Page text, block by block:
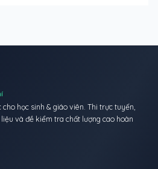
học sinh & giáo viên. Thi trực tuyến,
và đề kiểm tra chất lượng cao hoàn